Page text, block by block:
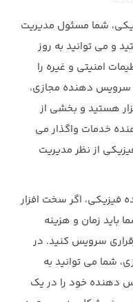
شما مسئول مديريت
و مي توانيد به روز
امنيتي و غيره را
سرويس دهنده مجازي،
هستيد و بخشي از
خدمات واگذار می
از نظر مدیریت
اگر سخت افزار
باید زمان و هزینه
سرویس کنید. در
شما می توانید به
دهنده خود را در یک